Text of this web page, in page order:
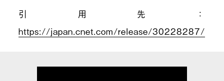
引用先：
https://japan.cnet.com/release/30228287/